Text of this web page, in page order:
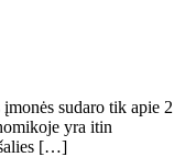
sudaro tik apie 2
yra itin
[…]